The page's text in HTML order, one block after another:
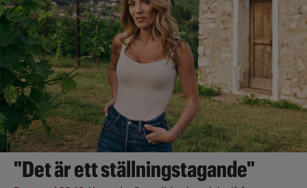
"Det är ett ställningstagande"